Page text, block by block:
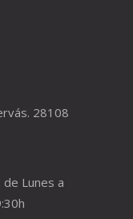
28108
Lunes a